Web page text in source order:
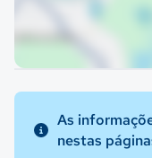
As
nestas